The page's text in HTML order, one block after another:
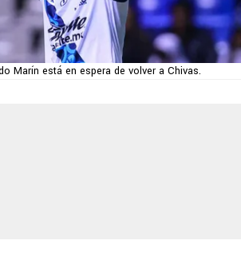
Marín está en espera de volver a Chivas.